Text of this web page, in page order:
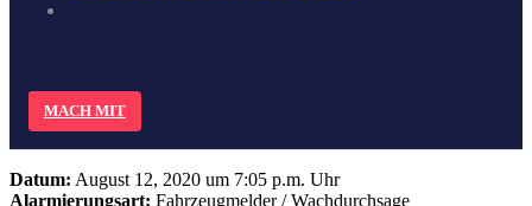
MACH MIT
Datum: August 12, 2020 um 7:05 p.m. Uhr
Alarmierungsart: Fahrzeugmelder / Wachdurchsage